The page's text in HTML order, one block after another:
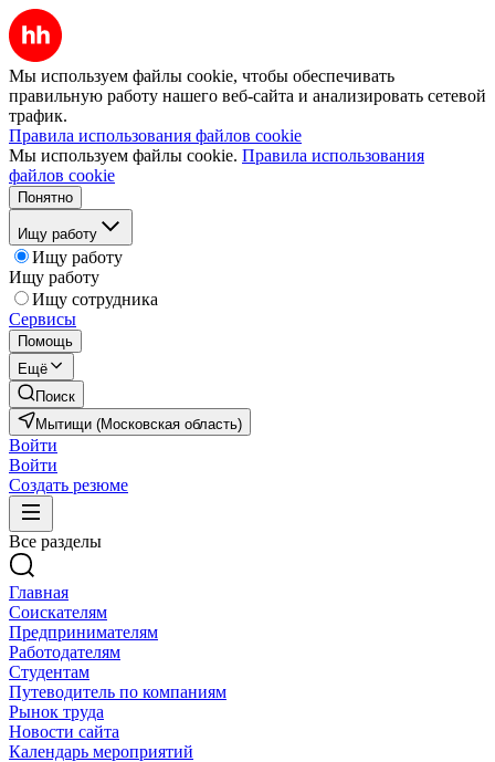
Мы используем файлы cookie, чтобы обеспечивать
правильную работу нашего веб-сайта и анализировать сетевой
трафик.
Правила использования файлов cookie
Мы используем файлы cookie. Правила использования
файлов cookie
Понятно
Ищу работу
Ищу работу
Ищу работу
Ищу сотрудника
Сервисы
Помощь
Ещё
Поиск
Мытищи (Московская область)
Войти
Войти
Создать резюме
Все разделы
Главная
Соискателям
Предпринимателям
Работодателям
Студентам
Путеводитель по компаниям
Рынок труда
Новости сайта
Календарь мероприятий